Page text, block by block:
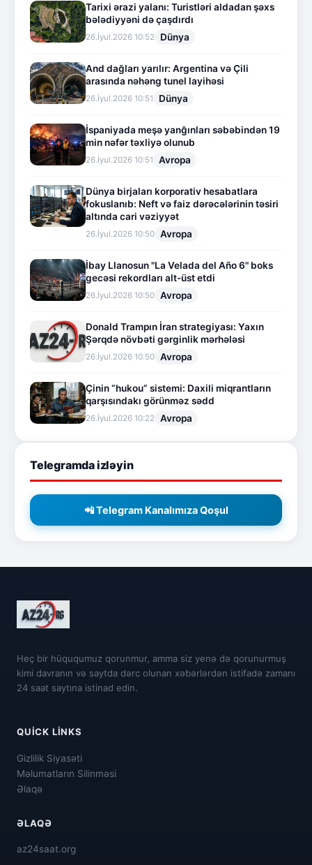
Tarixi ərazi yalanı: Turistləri aldadan şəxs
bələdiyyəni də çaşdırdı
26.İyul.2026 10:52 Dünya
And dağları yarılır: Argentina və Çili
arasında nəhəng tunel layihəsi
26.İyul.2026 10:51 Dünya
İspaniyada meşə yanğınları səbəbindən 19
min nəfər təxliyə olunub
26.İyul.2026 10:51 Avropa
Dünya birjaları korporativ hesabatlara
fokuslanıb: Neft və faiz dərəcələrinin təsiri
altında cari vəziyyət
26.İyul.2026 10:50 Avropa
İbay Llanosun "La Velada del Año 6" boks
gecəsi rekordları alt-üst etdi
26.İyul.2026 10:50 Avropa
Donald Trampın İran strategiyası: Yaxın
Şərqdə növbəti gərginlik mərhələsi
26.İyul.2026 10:50 Avropa
Çinin “hukou” sistemi: Daxili miqrantların
qarşısındakı görünməz sədd
26.İyul.2026 10:22 Avropa
Telegramda izləyin
📲 Telegram Kanalımıza Qoşul
Heç bir hüququmuz qorunmur, amma siz yenə də qorunurmuş
kimi davranın və saytda dərc olunan xəbərlərdən istifadə zamanı
24 saat saytına istinad edin.
QUICK LINKS
Gizlilik Siyasəti
Məlumatların Silinməsi
Əlaqə
ƏLAQƏ
az24saat.org